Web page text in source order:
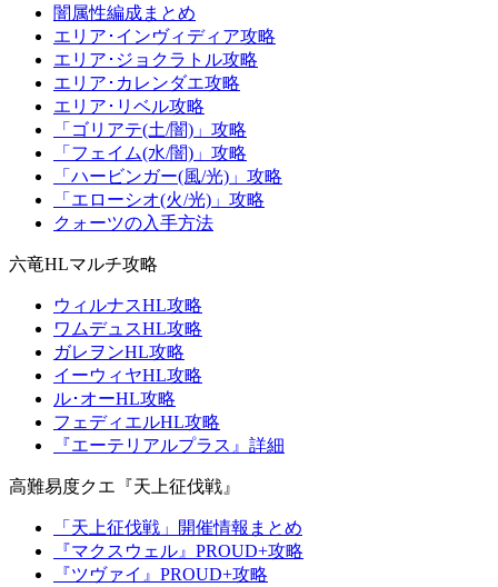
闇属性編成まとめ
エリア･インヴィディア攻略
エリア･ジョクラトル攻略
エリア･カレンダエ攻略
エリア･リベル攻略
「ゴリアテ(土/闇)」攻略
「フェイム(水/闇)」攻略
「ハービンガー(風/光)」攻略
「エローシオ(火/光)」攻略
クォーツの入手方法
六竜HLマルチ攻略
ウィルナスHL攻略
ワムデュスHL攻略
ガレヲンHL攻略
イーウィヤHL攻略
ル･オーHL攻略
フェディエルHL攻略
『エーテリアルプラス』詳細
高難易度クエ『天上征伐戦』
「天上征伐戦」開催情報まとめ
『マクスウェル』PROUD+攻略
『ツヴァイ』PROUD+攻略